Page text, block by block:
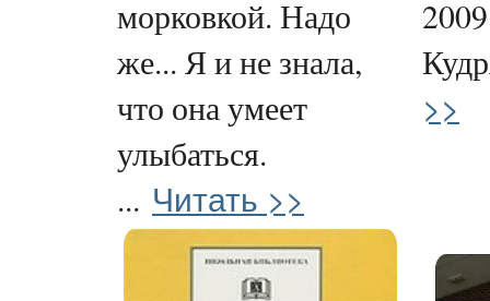
морковкой. Надо
же... Я и не знала,
что она умеет
улыбаться.
... Читать >>
>>